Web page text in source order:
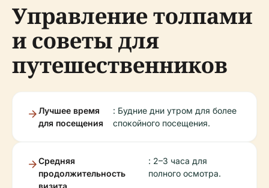
Управление толпами
и советы для
путешественников
Лучшее время
для посещения
: Будние дни утром для более
спокойного посещения.
Средняя
продолжительность
визита
: 2–3 часа для
полного осмотра.